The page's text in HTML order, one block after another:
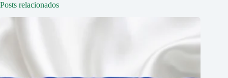
Posts relacionados